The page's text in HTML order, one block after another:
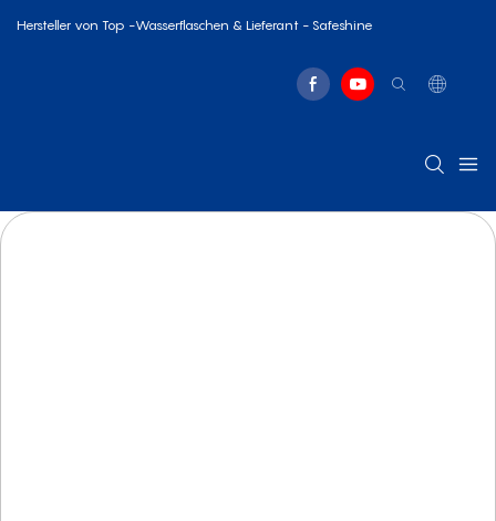
Hersteller von Top -Wasserflaschen & Lieferant - Safeshine